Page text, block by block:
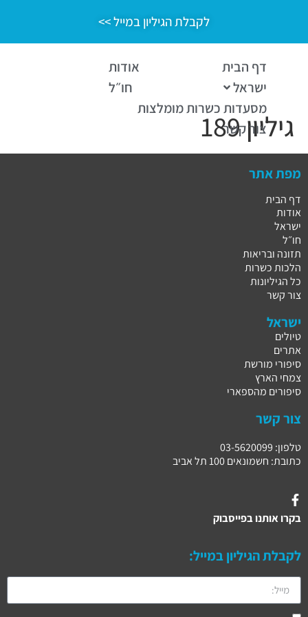
לקבלת הגיליון במייל >>
דף הבית
אודות
ישראל
חו״ל
מסעדות כשרות מומלצות
צור קשר
גיליון 189
מפת אתר
דף הבית
אודות
ישראל
חו״ל
תזונה ובריאות
הלכות כשרות
כל הגיליונות
צור קשר
ישראל
טיולים
אתרים
סיפורי מורשת
צמחי הארץ
סיפורים מהספארי
צור קשר
טלפון: 03-5620099
כתובת: חשמונאים 100 תל אביב
בקרו אותנו בפייסבוק
לקבלת הגיליון במייל: